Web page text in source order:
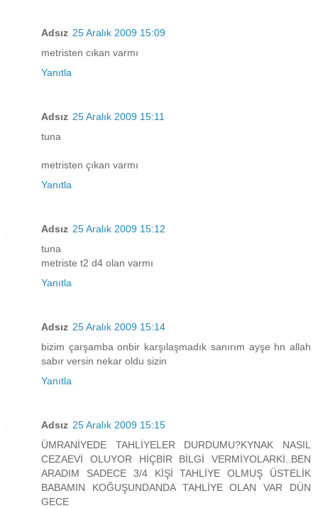
Adsız 25 Aralık 2009 15:09
metristen cıkan varmı
Yanıtla
Adsız 25 Aralık 2009 15:11
tuna
metristen çıkan varmı
Yanıtla
Adsız 25 Aralık 2009 15:12
tuna
metriste t2 d4 olan varmı
Yanıtla
Adsız 25 Aralık 2009 15:14
bizim çarşamba onbir karşılaşmadık sanırım ayşe hn allah
sabır versin nekar oldu sizin
Yanıtla
Adsız 25 Aralık 2009 15:15
ÜMRANİYEDE TAHLİYELER DURDUMU?KYNAK NASIL
CEZAEVİ OLUYOR HİÇBİR BİLGİ VERMİYOLARKİ..BEN
ARADIM SADECE 3/4 KİŞİ TAHLİYE OLMUŞ ÜSTELİK
BABAMIN KOĞUŞUNDANDA TAHLİYE OLAN VAR DÜN
GECE